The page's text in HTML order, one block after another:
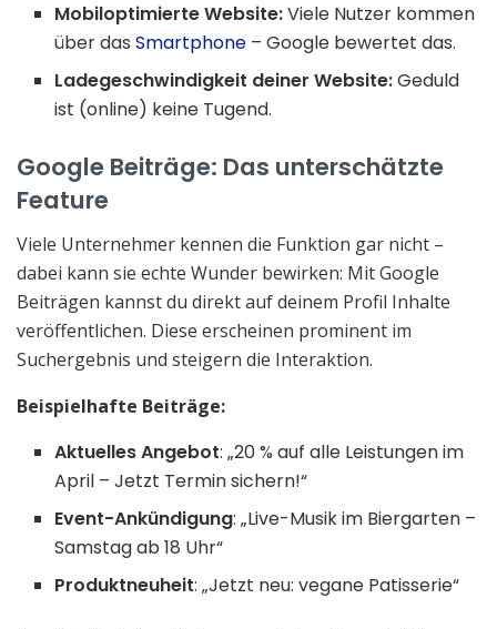
Mobiloptimierte Website:Viele Nutzer kommen
über dasSmartphone – Google bewertet das.
Ladegeschwindigkeit deiner Website:Geduld
ist (online) keine Tugend.
Google Beiträge: Das unterschätzte
Feature
Viele Unternehmer kennen die Funktion gar nicht –
dabei kann sie echte Wunder bewirken: Mit Google
Beiträgen kannst du direkt auf deinem Profil Inhalte
veröffentlichen. Diese erscheinen prominent im
Suchergebnis und steigern die Interaktion.
Beispielhafte Beiträge:
Aktuelles Angebot: „20 % auf alle Leistungen im
April – Jetzt Termin sichern!“
Event-Ankündigung: „Live-Musik im Biergarten –
Samstag ab 18 Uhr“
Produktneuheit: „Jetzt neu: vegane Patisserie“